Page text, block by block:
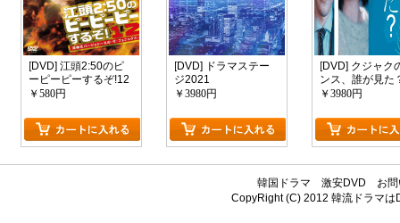
[DVD] 江頭2:50のピ
ーピーピーするぞ!12
逆修正バージョン~エ
ス~
￥580円
[DVD] ドラマステー
ジ2021
￥3980円
[DVD] クジャク
ンス、誰が見た
￥3980円
韓国ドラマ 激安DVD
お
CopyRight (C) 2012韓流ドラマは